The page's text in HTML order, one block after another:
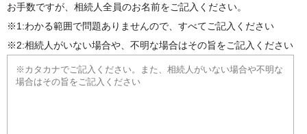
お手数ですが、相続人全員のお名前をご記入ください。
※1:わかる範囲で問題ありませんので、すべてご記入ください
※2:相続人がいない場合や、不明な場合はその旨をご記入ください